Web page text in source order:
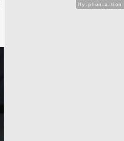
Hy-phen-a-tion